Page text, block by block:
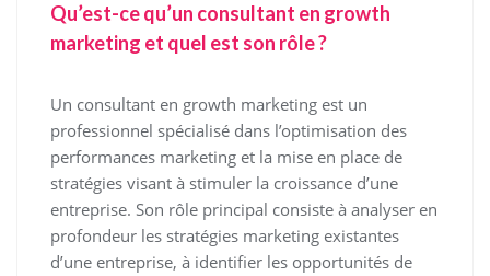
Qu’est-ce qu’un consultant en growth
marketing et quel est son rôle ?
Un consultant en growth marketing est un
professionnel spécialisé dans l’optimisation des
performances marketing et la mise en place de
stratégies visant à stimuler la croissance d’une
entreprise. Son rôle principal consiste à analyser en
profondeur les stratégies marketing existantes
d’une entreprise, à identifier les opportunités de